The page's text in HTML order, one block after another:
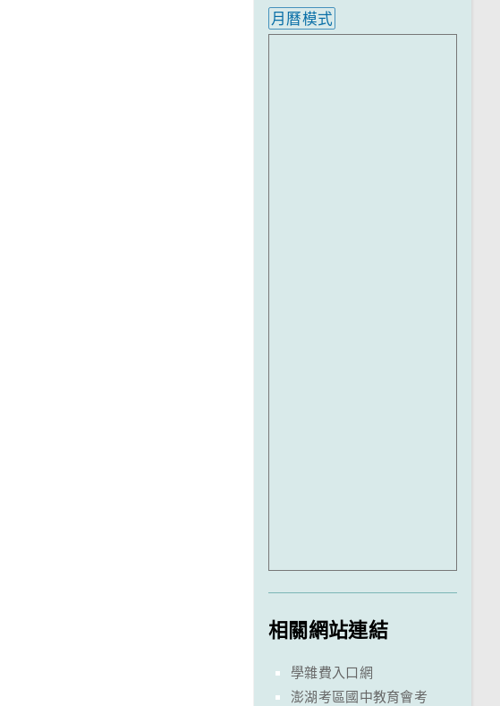
月曆模式
相關網站連結
學雜費入口網
澎湖考區國中教育會考